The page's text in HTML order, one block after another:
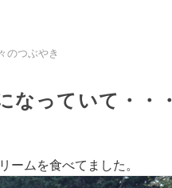
のつぶやき
なっていて・・・
ームを食べてました。